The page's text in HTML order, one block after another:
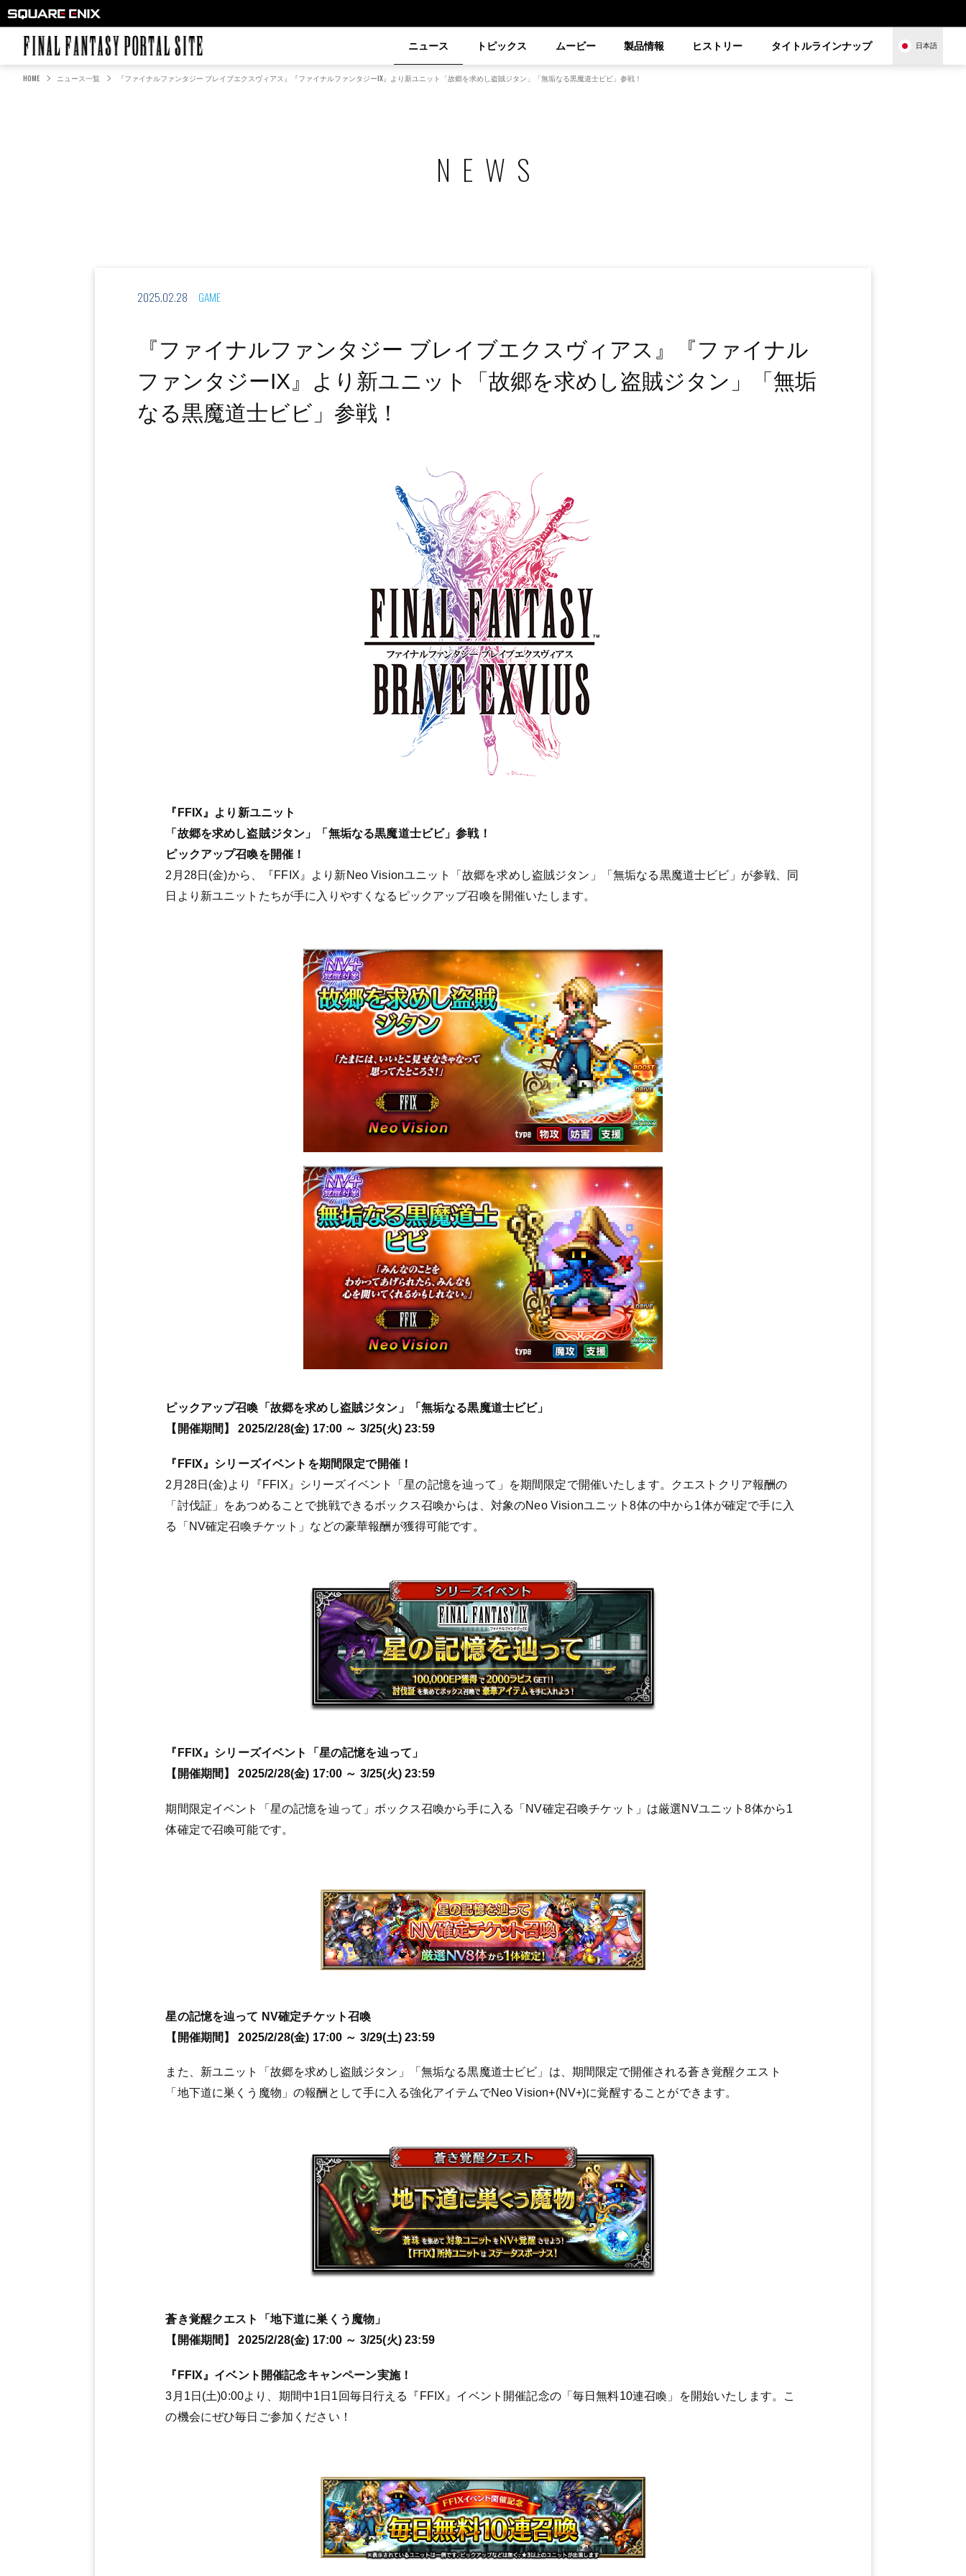
ニュース トピックス ムービー 製品情報 ヒストリー タイトルラインナップ 日本語
HOME ニュース一覧 『ファイナルファンタジー ブレイブエクスヴィアス』『ファイナルファンタジーIX』より新ユニット「故郷を求めし盗賊ジタン」「無垢なる黒魔道士ビビ」参戦！
NEWS
GAME
2025.02.28
『ファイナルファンタジー ブレイブエクスヴィアス』『ファイナル
ファンタジーIX』より新ユニット「故郷を求めし盗賊ジタン」「無垢
なる黒魔道士ビビ」参戦！
『FFIX』より新ユニット
「故郷を求めし盗賊ジタン」「無垢なる黒魔道士ビビ」参戦！
ピックアップ召喚を開催！
2月28日(金)から、『FFIX』より新Neo Visionユニット「故郷を求めし盗賊ジタン」「無垢なる黒魔道士ビビ」が参戦、同
日より新ユニットたちが手に入りやすくなるピックアップ召喚を開催いたします。
ピックアップ召喚「故郷を求めし盗賊ジタン」「無垢なる黒魔道士ビビ」
【開催期間】 2025/2/28(金) 17:00 ～ 3/25(火) 23:59
『FFIX』シリーズイベントを期間限定で開催！
2月28日(金)より『FFIX』シリーズイベント「星の記憶を辿って」を期間限定で開催いたします。クエストクリア報酬の
「討伐証」をあつめることで挑戦できるボックス召喚からは、対象のNeo Visionユニット8体の中から1体が確定で手に入
る「NV確定召喚チケット」などの豪華報酬が獲得可能です。
『FFIX』シリーズイベント「星の記憶を辿って」
【開催期間】 2025/2/28(金) 17:00 ～ 3/25(火) 23:59
期間限定イベント「星の記憶を辿って」ボックス召喚から手に入る「NV確定召喚チケット」は厳選NVユニット8体から1
体確定で召喚可能です。
星の記憶を辿って NV確定チケット召喚
【開催期間】 2025/2/28(金) 17:00 ～ 3/29(土) 23:59
また、新ユニット「故郷を求めし盗賊ジタン」「無垢なる黒魔道士ビビ」は、期間限定で開催される蒼き覚醒クエスト
「地下道に巣くう魔物」の報酬として手に入る強化アイテムでNeo Vision+(NV+)に覚醒することができます。
蒼き覚醒クエスト「地下道に巣くう魔物」
【開催期間】 2025/2/28(金) 17:00 ～ 3/25(火) 23:59
『FFIX』イベント開催記念キャンペーン実施！
3月1日(土)0:00より、期間中1日1回毎日行える『FFIX』イベント開催記念の「毎日無料10連召喚」を開始いたします。こ
の機会にぜひ毎日ご参加ください！